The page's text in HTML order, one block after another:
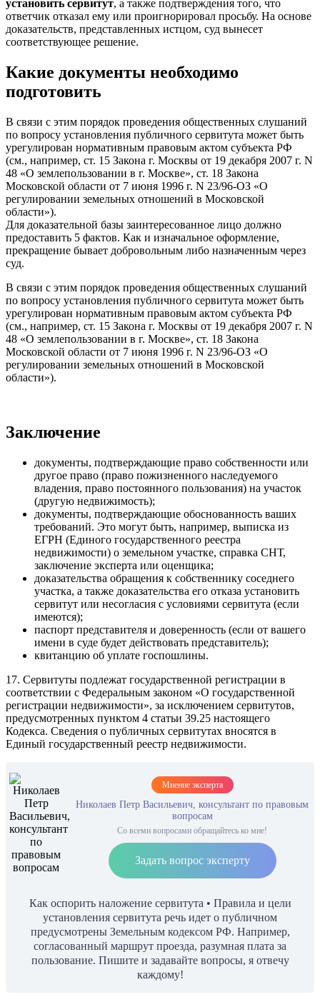
установить сервитут, а также подтверждения того, что
ответчик отказал ему или проигнорировал просьбу. На основе
доказательств, представленных истцом, суд вынесет
соответствующее решение.
Какие документы необходимо
подготовить
В связи с этим порядок проведения общественных слушаний
по вопросу установления публичного сервитута может быть
урегулирован нормативным правовым актом субъекта РФ
(см., например, ст. 15 Закона г. Москвы от 19 декабря 2007 г. N
48 «О землепользовании в г. Москве», ст. 18 Закона
Московской области от 7 июня 1996 г. N 23/96-ОЗ «О
регулировании земельных отношений в Московской
области»).
Для доказательной базы заинтересованное лицо должно
предоставить 5 фактов. Как и изначальное оформление,
прекращение бывает добровольным либо назначенным через
суд.
В связи с этим порядок проведения общественных слушаний
по вопросу установления публичного сервитута может быть
урегулирован нормативным правовым актом субъекта РФ
(см., например, ст. 15 Закона г. Москвы от 19 декабря 2007 г. N
48 «О землепользовании в г. Москве», ст. 18 Закона
Московской области от 7 июня 1996 г. N 23/96-ОЗ «О
регулировании земельных отношений в Московской
области»).
Заключение
документы, подтверждающие право собственности или
другое право (право пожизненного наследуемого
владения, право постоянного пользования) на участок
(другую недвижимость);
документы, подтверждающие обоснованность ваших
требований. Это могут быть, например, выписка из
ЕГРН (Единого государственного реестра
недвижимости) о земельном участке, справка СНТ,
заключение эксперта или оценщика;
доказательства обращения к собственнику соседнего
участка, а также доказательства его отказа установить
сервитут или несогласия с условиями сервитута (если
имеются);
паспорт представителя и доверенность (если от вашего
имени в суде будет действовать представитель);
квитанцию об уплате госпошлины.
17. Сервитуты подлежат государственной регистрации в
соответствии с Федеральным законом «О государственной
регистрации недвижимости», за исключением сервитутов,
предусмотренных пунктом 4 статьи 39.25 настоящего
Кодекса. Сведения о публичных сервитутах вносятся в
Единый государственный реестр недвижимости.
Мнение эксперта
Николаев Петр Васильевич, консультант по правовым
вопросам
Со всеми вопросами обращайтесь ко мне!
Задать вопрос эксперту
Как оспорить наложение сервитута • Правила и цели
установления сервитута речь идет о публичном
предусмотрены Земельным кодексом РФ. Например,
согласованный маршрут проезда, разумная плата за
пользование. Пишите и задавайте вопросы, я отвечу
каждому!